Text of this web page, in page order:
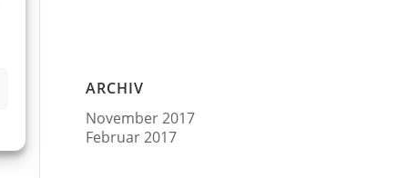
ARCHIV
November 2017
Februar 2017